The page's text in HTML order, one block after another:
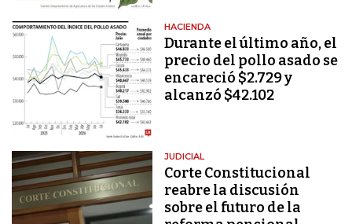
HACIENDA
Durante el último año, el
precio del pollo asado se
encareció $2.729 y
alcanzó $42.102
JUDICIAL
Corte Constitucional
reabre la discusión
sobre el futuro de la